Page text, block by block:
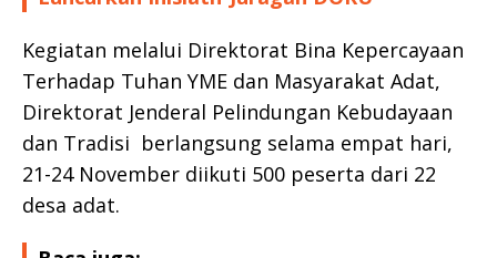
Kegiatan melalui Direktorat Bina Kepercayaan
Terhadap Tuhan YME dan Masyarakat Adat,
Direktorat Jenderal Pelindungan Kebudayaan
dan Tradisi berlangsung selama empat hari,
21-24 November diikuti 500 peserta dari 22
desa adat.